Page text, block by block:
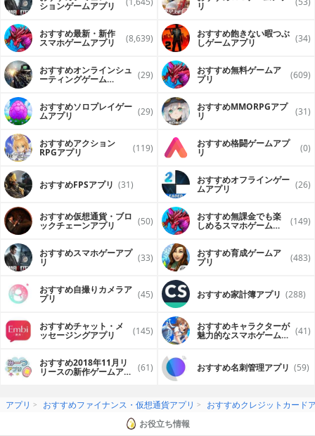
ションゲームアプリ リ
おすすめ最新・新作
スマホゲームアプリ (8,639) おすすめ飽きない暇つぶ
しゲームアプリ (34)
おすすめオンラインシュ
ーティングゲーム (29) おすすめ無料ゲームア
プリ (609)
おすすめソロプレイゲー
ムアプリ (29) おすすめ MMORPGアプ
リ (31)
おすすめアクション
RPGアプリ (119) おすすめ格闘ゲームアプ
リ (0)
おすすめFPSアプリ (31) おすすめオフラインゲー
ムアプリ (26)
おすすめ仮想通貨・ブロ
ックチェーンアプリ (50) おすすめ無課金でも楽
しめるスマホゲームア (149)
おすすめスマホゲーアプ
リ (33) おすすめ育成ゲームア
プリ (483)
おすすめ自撮りカメラア
プリ (45) おすすめ家計簿アプリ (288)
おすすめチャット・メ
ッセージングアプリ (145) おすすめキャラクターが
魅力的なスマホゲームア (41)
おすすめ2018年11月リ
リースの新作ゲームアプ (61) おすすめ名刺管理アプリ (59)
アプリ おすすめファイナンス・仮想通貨アプリ
おすすめクレジットカード
お役立ち情報